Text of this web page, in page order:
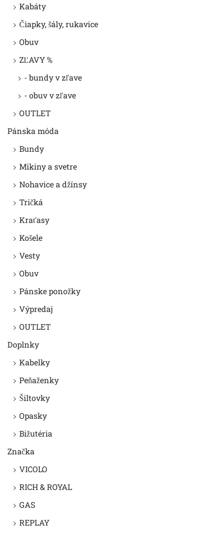
Kabáty
Čiapky, šály, rukavice
Obuv
ZĽAVY %
- bundy v zľave
- obuv v zľave
OUTLET
Pánska móda
Bundy
Mikiny a svetre
Nohavice a džínsy
Tričká
Kraťasy
Košele
Vesty
Obuv
Pánske ponožky
Výpredaj
OUTLET
Doplnky
Kabelky
Peňaženky
Šiltovky
Opasky
Bižutéria
Značka
VICOLO
RICH & ROYAL
GAS
REPLAY